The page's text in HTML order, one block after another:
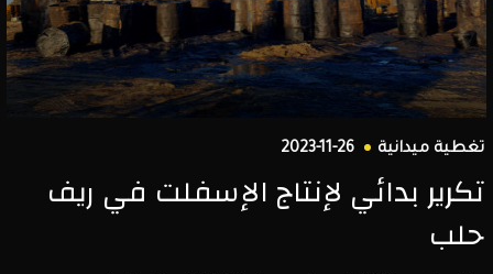
تغطية ميدانية 2023-11-26
تكرير بدائي لإنتاج الإسفلت في ريف
حلب